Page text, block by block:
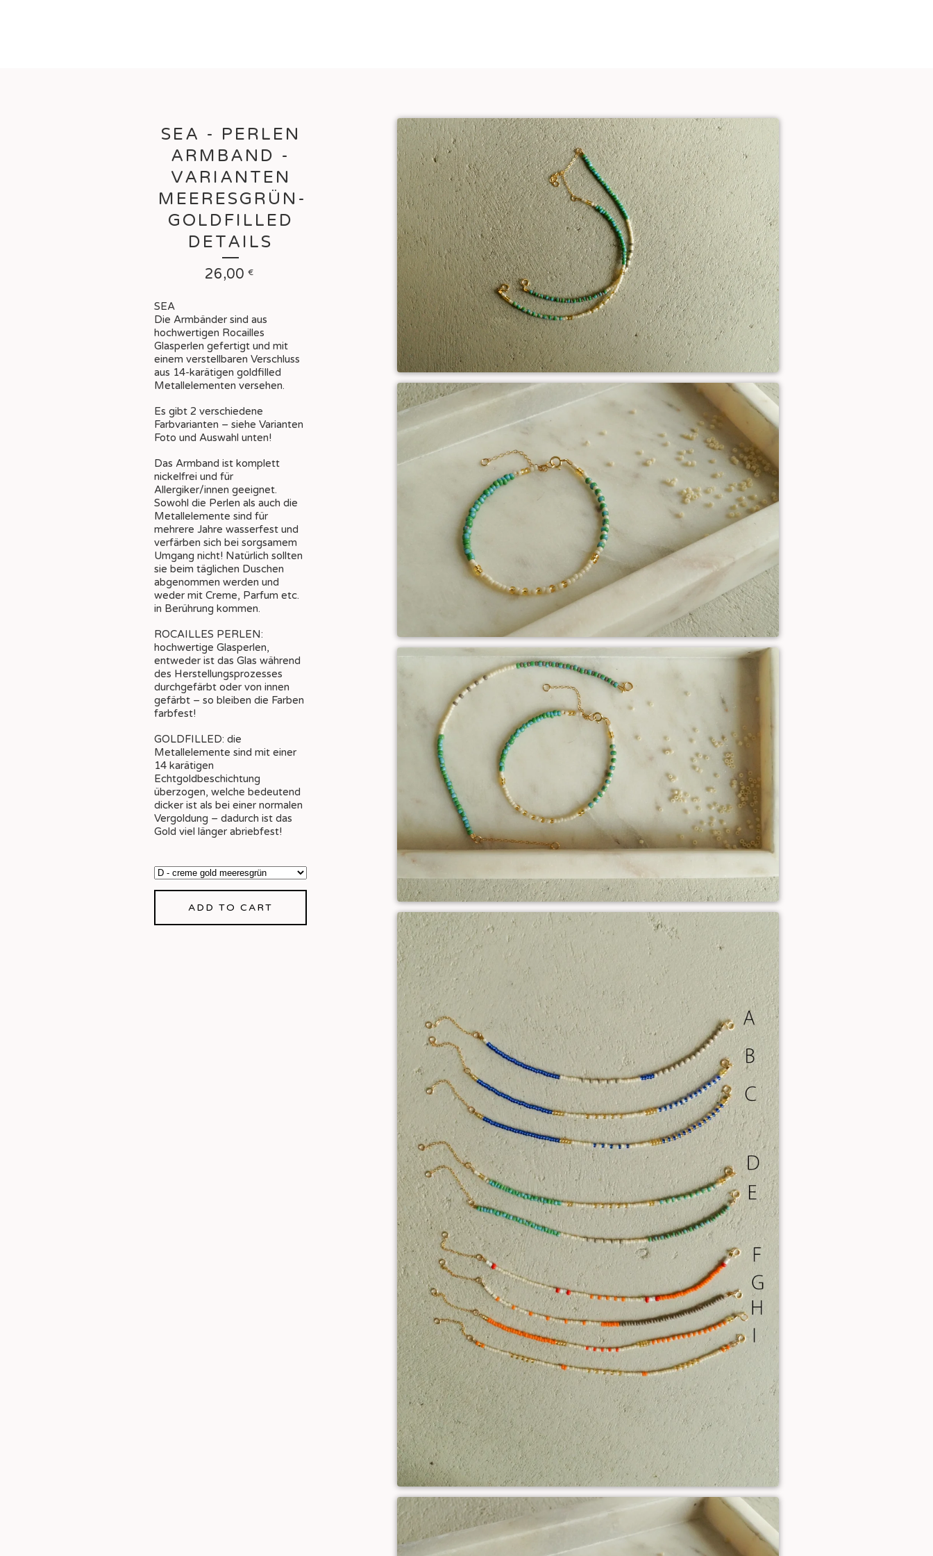
SEA - PERLEN
ARMBAND -
VARIANTEN
MEERESGRÜN-
GOLDFILLED
DETAILS
26,00 €
SEA
Die Armbänder sind aus
hochwertigen Rocailles
Glasperlen gefertigt und mit
einem verstellbaren Verschluss
aus 14-karätigen goldfilled
Metallelementen versehen.
Es gibt 2 verschiedene
Farbvarianten – siehe Varianten
Foto und Auswahl unten!
Das Armband ist komplett
nickelfrei und für
Allergiker/innen geeignet.
Sowohl die Perlen als auch die
Metallelemente sind für
mehrere Jahre wasserfest und
verfärben sich bei sorgsamem
Umgang nicht! Natürlich sollten
sie beim täglichen Duschen
abgenommen werden und
weder mit Creme, Parfum etc.
in Berührung kommen.
ROCAILLES PERLEN:
hochwertige Glasperlen,
entweder ist das Glas während
des Herstellungsprozesses
durchgefärbt oder von innen
gefärbt – so bleiben die Farben
farbfest!
GOLDFILLED: die
Metallelemente sind mit einer
14 karätigen
Echtgoldbeschichtung
überzogen, welche bedeutend
dicker ist als bei einer normalen
Vergoldung – dadurch ist das
Gold viel länger abriebfest!
ADD TO CART